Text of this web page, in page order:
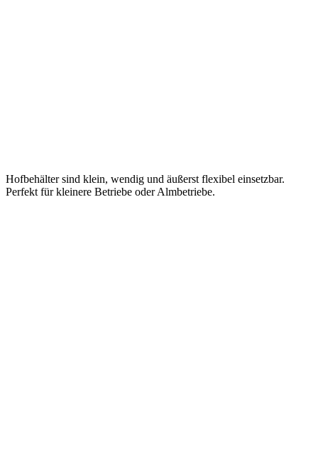
Hofbehälter sind klein, wendig und äußerst flexibel einsetzbar.
Perfekt für kleinere Betriebe oder Almbetriebe.